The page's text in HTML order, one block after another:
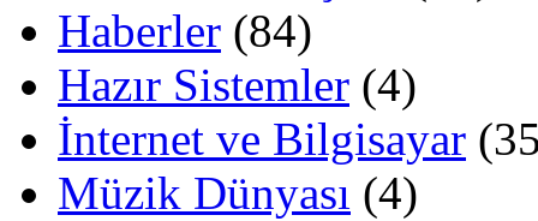
Haberler (84)
Hazır Sistemler (4)
İnternet ve Bilgisayar
Müzik Dünyası (4)